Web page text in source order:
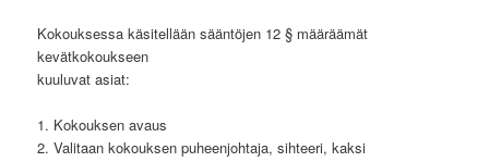
Kokouksessa käsitellään sääntöjen 12 § määräämät
kevätkokoukseen
kuuluvat asiat:
1. Kokouksen avaus
2. Valitaan kokouksen puheenjohtaja, sihteeri, kaksi